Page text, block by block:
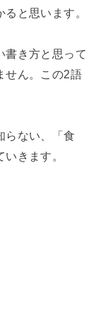
と思います。
書き方と思って
せん。この2語
らない、「食
きます。